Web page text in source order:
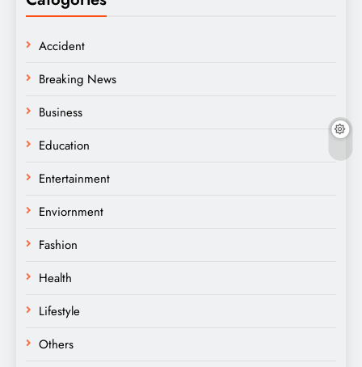
Accident
Breaking News
Business
Education
Entertainment
Enviornment
Fashion
Health
Lifestyle
Others